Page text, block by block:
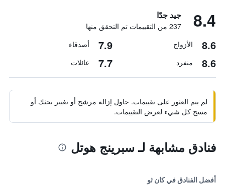
8.4 جيد جدًا
237 من التقييمات تم التحقق منها
8.6 الأزواج 7.9 أصدقاء
8.6 منفرد 7.7 عائلات
لم يتم العثور على تقييمات. حاول إزالة مرشح أو تغيير بحثك أو
مسح كل شيء لعرض التقييمات.
فنادق مشابهة لـ سبرينج هوتل
أفضل الفنادق في كان ثو